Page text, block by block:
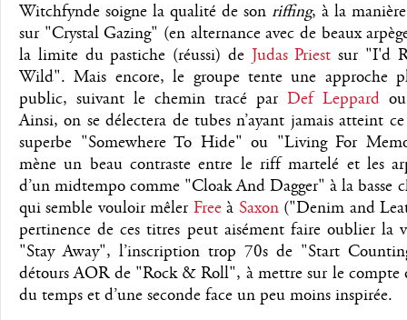
Witchfynde soigne la qualité de son riffing, à la manière
sur "Crystal Gazing" (en alternance avec de beaux
la limite du pastiche (réussi) de Judas Priest sur "I'd
Wild". Mais encore, le groupe tente une approche
public, suivant le chemin tracé par Def Leppard
Ainsi, on se délectera de tubes n’ayant jamais atteint
superbe "Somewhere To Hide" ou "Living For
mène un beau contraste entre le riff martelé et les
d’un midtempo comme "Cloak And Dagger" à la basse
qui semble vouloir mêler Freeà Saxon("Denim and
pertinence de ces titres peut aisément faire oublier la
"Stay Away", l’inscription trop 70s de "Start
détours AOR de "Rock & Roll", à mettre sur le compte
du temps et d’une seconde face un peu moins inspirée.